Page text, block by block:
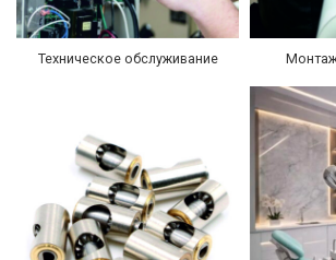
Техническое обслуживание